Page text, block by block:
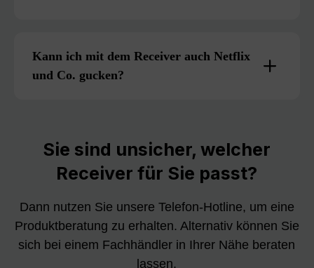
Kann ich mit dem Receiver auch Netflix
und Co. gucken?
Sie sind unsicher, welcher
Receiver für Sie passt?
Dann nutzen Sie unsere Telefon-Hotline, um eine
Produktberatung zu erhalten. Alternativ können Sie
sich bei einem Fachhändler in Ihrer Nähe beraten
lassen.